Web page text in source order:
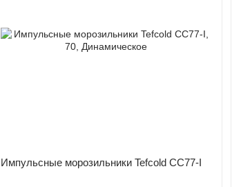
Импульсные морозильники Tefcold CC77-I